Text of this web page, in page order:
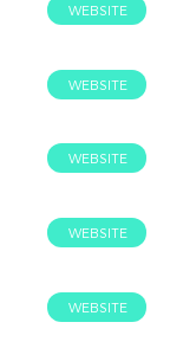
WEBSITE
WEBSITE
WEBSITE
WEBSITE
WEBSITE